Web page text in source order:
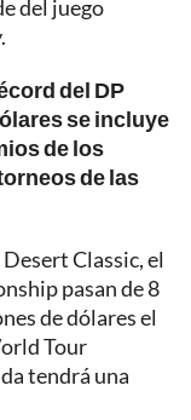
del juego
del DP
se incluye
de los
de las
Classic, el
pasan de 8
de dólares el
Tour
tendrá una